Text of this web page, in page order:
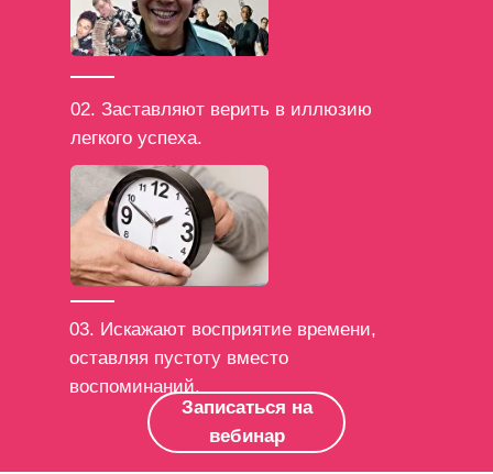
02. Заставляют верить в иллюзию
легкого успеха.
03. Искажают восприятие времени,
оставляя пустоту вместо
воспоминаний.
Записаться на
вебинар